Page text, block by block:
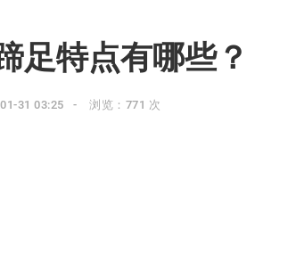
足特点有哪些？
31 03:25 浏览：771 次